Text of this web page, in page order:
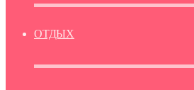
ОТДЫХ